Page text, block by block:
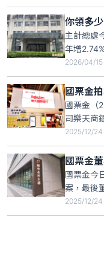
行業中，
八萬元最
之。另，
增二．七
主計總處
年增
增1.49%
平均1.7
2753元、
3.65個月
2026/04/
國票金
國票金（
司樂天商
國票證券
將國票證
盈餘公積
規劃的增
參與49%
2025/12/
國票金今
案，最後
國際票券
金指出，
按原持
元。國
與樂天銀
2025/12/24